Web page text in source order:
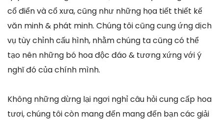
cổ điển và cổ xưa, cũng như những họa tiết thiết kế
văn minh & phát minh. Chúng tôi cũng cung ứng dịch
vụ tùy chỉnh cấu hình, nhằm chúng ta cũng có thể
tạo nên những bó hoa độc đáo & tương xứng với ý
nghĩ đó của chính mình.
Không những dừng lại ngơi nghỉ câu hỏi cung cấp hoa
tươi, chúng tôi còn mang đến mang đến bạn các giải